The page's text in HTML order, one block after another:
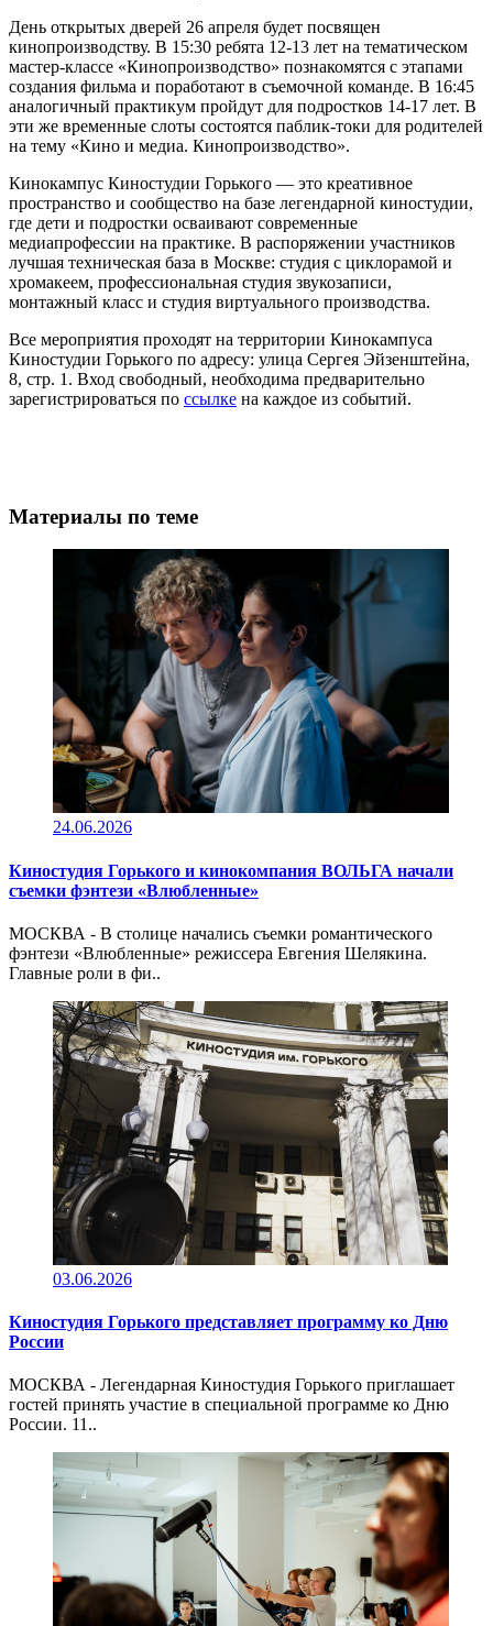
День открытых дверей 26 апреля будет посвящен
кинопроизводству. В 15:30 ребята 12-13 лет на тематическом
мастер-классе «Кинопроизводство» познакомятся с этапами
создания фильма и поработают в съемочной команде. В 16:45
аналогичный практикум пройдут для подростков 14-17 лет. В
эти же временные слоты состоятся паблик-токи для родителей
на тему «Кино и медиа. Кинопроизводство».
Кинокампус Киностудии Горького — это креативное
пространство и сообщество на базе легендарной киностудии,
где дети и подростки осваивают современные
медиапрофессии на практике. В распоряжении участников
лучшая техническая база в Москве: студия с циклорамой и
хромакеем, профессиональная студия звукозаписи,
монтажный класс и студия виртуального производства.
Все мероприятия проходят на территории Кинокампуса
Киностудии Горького по адресу: улица Сергея Эйзенштейна,
8, стр. 1. Вход свободный, необходима предварительно
зарегистрироваться по ссылке на каждое из событий.
Материалы по теме
24.06.2026
Киностудия Горького и кинокомпания ВОЛЬГА начали
съемки фэнтези «Влюбленные»
МОСКВА - В столице начались съемки романтического
фэнтези «Влюбленные» режиссера Евгения Шелякина.
Главные роли в фи..
03.06.2026
Киностудия Горького представляет программу ко Дню
России
МОСКВА - Легендарная Киностудия Горького приглашает
гостей принять участие в специальной программе ко Дню
России. 11..